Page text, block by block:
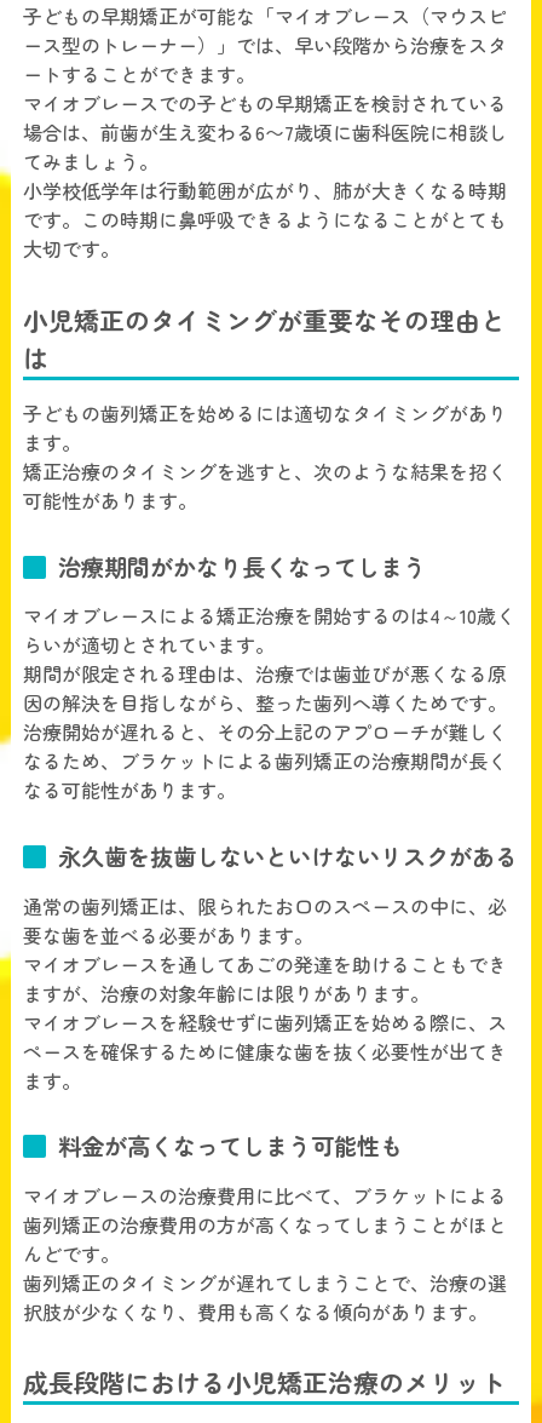
子どもの早期矯正が可能な「マイオブレース（マウスピ
ース型のトレーナー）」では、早い段階から治療をスタ
ートすることができます。
マイオブレースでの子どもの早期矯正を検討されている
場合は、前歯が生え変わる6〜7歳頃に歯科医院に相談し
てみましょう。
小学校低学年は行動範囲が広がり、肺が大きくなる時期
です。この時期に鼻呼吸できるようになることがとても
大切です。
小児矯正のタイミングが重要なその理由と
は
子どもの歯列矯正を始めるには適切なタイミングがあり
ます。
矯正治療のタイミングを逃すと、次のような結果を招く
可能性があります。
治療期間がかなり長くなってしまう
マイオブレースによる矯正治療を開始するのは4～10歳く
らいが適切とされています。
期間が限定される理由は、治療では歯並びが悪くなる原
因の解決を目指しながら、整った歯列へ導くためです。
治療開始が遅れると、その分上記のアプローチが難しく
なるため、ブラケットによる歯列矯正の治療期間が長く
なる可能性があります。
永久歯を抜歯しないといけないリスクがある
通常の歯列矯正は、限られたお口のスペースの中に、必
要な歯を並べる必要があります。
マイオブレースを通してあごの発達を助けることもでき
ますが、治療の対象年齢には限りがあります。
マイオブレースを経験せずに歯列矯正を始める際に、ス
ペースを確保するために健康な歯を抜く必要性が出てき
ます。
料金が高くなってしまう可能性も
マイオブレースの治療費用に比べて、ブラケットによる
歯列矯正の治療費用の方が高くなってしまうことがほと
んどです。
歯列矯正のタイミングが遅れてしまうことで、治療の選
択肢が少なくなり、費用も高くなる傾向があります。
成長段階における小児矯正治療のメリット